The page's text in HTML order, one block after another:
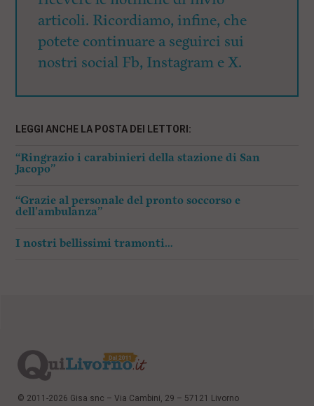
articoli. Ricordiamo, infine, che
potete continuare a seguirci sui
nostri social Fb, Instagram e X.
LEGGI ANCHE LA POSTA DEI LETTORI:
“Ringrazio i carabinieri della stazione di San
Jacopo”
“Grazie al personale del pronto soccorso e
dell’ambulanza”
I nostri bellissimi tramonti…
© 2011-2026 Gisa snc – Via Cambini, 29 – 57121 Livorno